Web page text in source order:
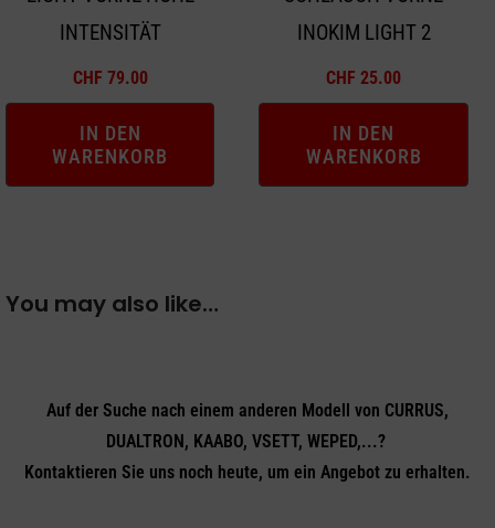
INTENSITÄT
CHF 79.00
IN DEN
WARENKORB
INOKIM LIGHT 2
CHF 25.00
IN DEN
WARENKORB
You may also like…
Auf der Suche nach einem anderen Modell von CURRUS,
DUALTRON, KAABO, VSETT, WEPED,...?
Kontaktieren Sie uns noch heute, um ein Angebot zu erhalten.